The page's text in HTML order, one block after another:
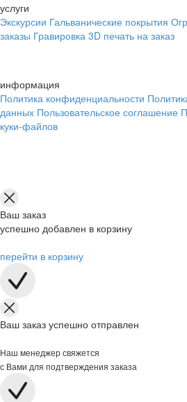
услуги
Экскурсии Гальванические покрытия
заказы Гравировка 3D печать на заказ
информация
Политика конфиденциальности
данных Пользовательское соглашение
куки-файлов
Ваш заказ
успешно добавлен в корзину
перейти в корзину
Ваш заказ успешно отправлен
Наш менеджер свяжется
с Вами для подтверждения заказа